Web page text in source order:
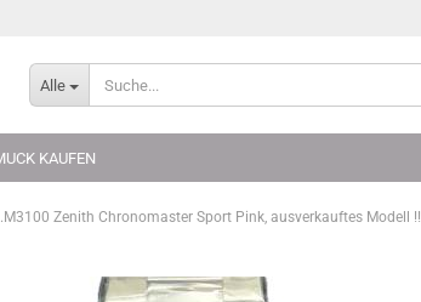
Alle
KAUFEN
Zenith Chronomaster Sport Pink, ausverkauftes Modell !!